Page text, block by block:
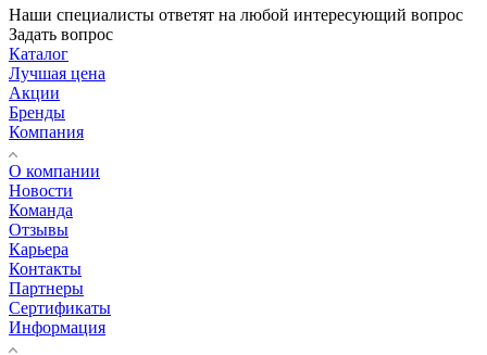
Наши специалисты ответят на любой интересующий вопрос
Задать вопрос
Каталог
Лучшая цена
Акции
Бренды
Компания
О компании
Новости
Команда
Отзывы
Карьера
Контакты
Партнеры
Сертификаты
Информация